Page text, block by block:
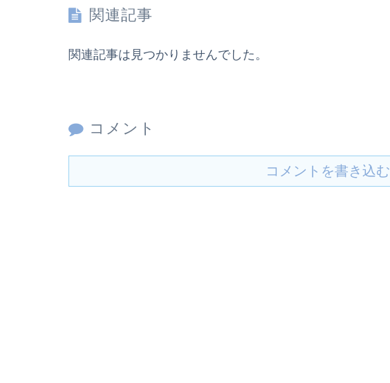
関連記事
関連記事は見つかりませんでした。
コメント
コメントを書き込む